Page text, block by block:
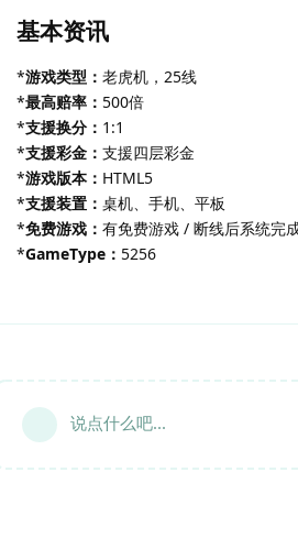
基本资讯
*游戏类型： 老虎机，25线
*最高赔率： 500倍
*支援换分： 1:1
*支援彩金： 支援四层彩金
*游戏版本： HTML5
*支援装置： 桌机、手机、平板
*免费游戏： 有免费游戏 / 断线后系统完
*GameType： 5256
说点什么吧...